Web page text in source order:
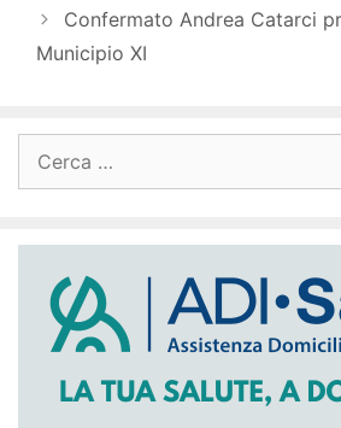
Confermato Andrea Catarci
Municipio XI
per: